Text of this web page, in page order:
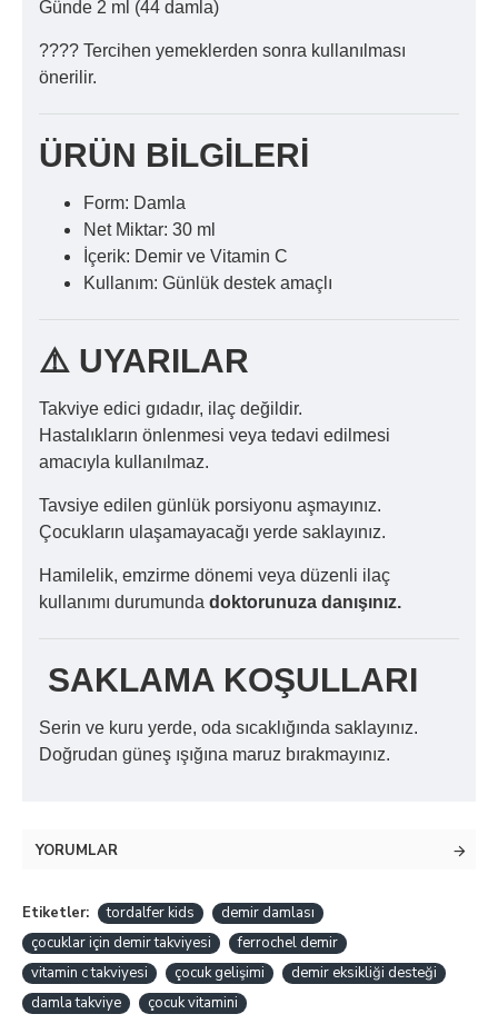
Günde 2 ml (44 damla)
???? Tercihen yemeklerden sonra kullanılması
önerilir.
ÜRÜN BİLGİLERİ
Form: Damla
Net Miktar: 30 ml
İçerik: Demir ve Vitamin C
Kullanım: Günlük destek amaçlı
⚠️ UYARILAR
Takviye edici gıdadır, ilaç değildir.
Hastalıkların önlenmesi veya tedavi edilmesi
amacıyla kullanılmaz.
Tavsiye edilen günlük porsiyonu aşmayınız.
Çocukların ulaşamayacağı yerde saklayınız.
Hamilelik, emzirme dönemi veya düzenli ilaç
kullanımı durumunda doktorunuza danışınız.
SAKLAMA KOŞULLARI
Serin ve kuru yerde, oda sıcaklığında saklayınız.
Doğrudan güneş ışığına maruz bırakmayınız.
YORUMLAR
Etiketler: tordalfer kids
demir damlası
çocuklar için demir takviyesi
ferrochel demir
vitamin c takviyesi
çocuk gelişimi
demir eksikliği desteği
damla takviye
çocuk vitamini